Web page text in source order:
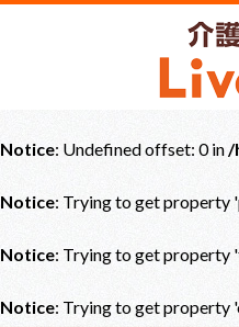
Notice: Undefined offset: 0 in/
Notice: Trying to get property
Notice: Trying to get property
Notice: Trying to get property